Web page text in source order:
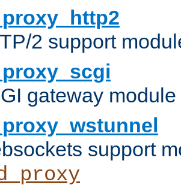
2 support
gateway
support